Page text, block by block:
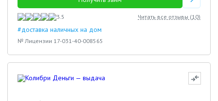
3.5 Читать все отзывы (10)
#доставка наличных на дом
№ Лицензии 17-031-40-008565